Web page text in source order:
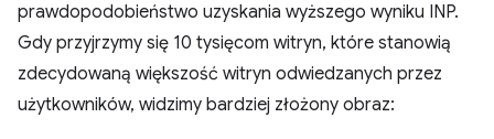
prawdopodobieństwo uzyskania wyższego wyniku INP.
Gdy przyjrzymy się 10 tysięcom witryn, które stanowią
zdecydowaną większość witryn odwiedzanych przez
użytkowników, widzimy bardziej złożony obraz: